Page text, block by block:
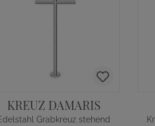
KREUZ DAMARIS
Grabkreuz stehend